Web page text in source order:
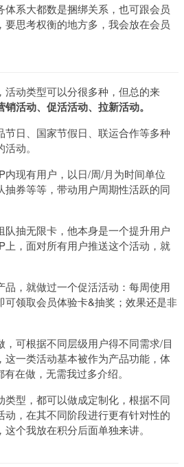
体系大都数是捆绑关系，也可跟会员
思考权衡的地方多，我会放在会员
活动类型可以分很多种，但总的来
销活动、促活活动、拉新活动。
节日、国家节假日、联运合作等多种
动。
内现有用户，以日/周/月为时间单位
抽券等等，带动用户周期性活跃的同
队抽无限卡，他本身是一个提升用户
上，面对所有用户推送这个活动，就
品，就做过一个促活活动：每周使用
可领取会员体验卡&抽奖；效果还是非
可根据不同层级用户得不同需求/目
这一类活动基本被作为产品功能，体
在做，无需我过多介绍。
类型，都可以做成定制化，根据不同
，在其不同阶段进行更有针对性的
个我放在积分后面单独来讲。